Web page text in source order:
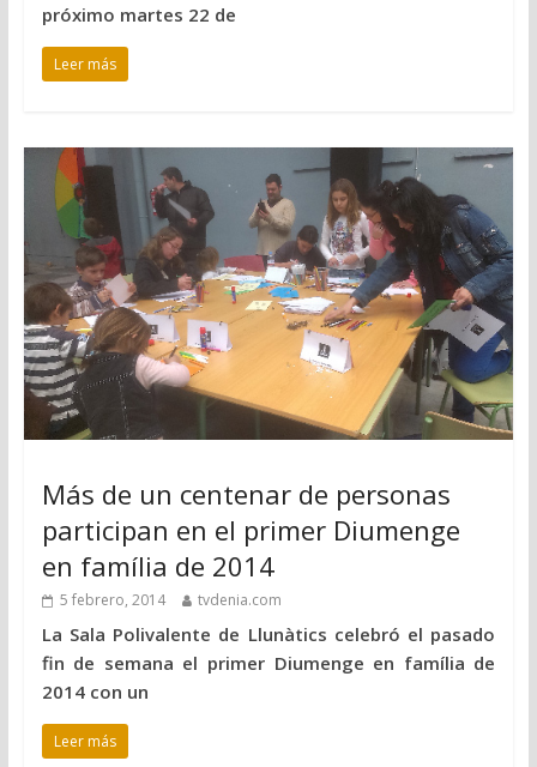
próximo martes 22 de
Leer más
Más de un centenar de personas
participan en el primer Diumenge
en família de 2014
5 febrero, 2014 tvdenia.com
La Sala Polivalente de Llunàtics celebró el pasado
fin de semana el primer Diumenge en família de
2014 con un
Leer más